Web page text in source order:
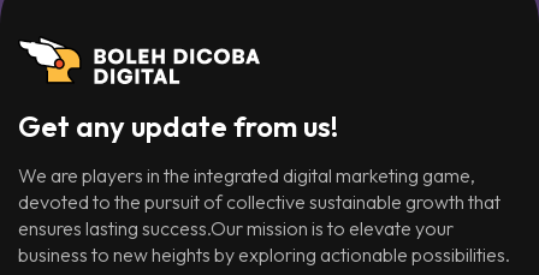
Get any update from us!
We are players in the integrated digital marketing game,
devoted to the pursuit of collective sustainable growth that
ensures lasting success.Our mission is to elevate your
business to new heights by exploring actionable possibilities.